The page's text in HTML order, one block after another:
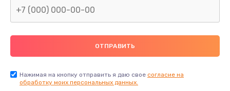
Нажимая на кнопку отправить я даю свое согласие на
обработку моих персональных данных.